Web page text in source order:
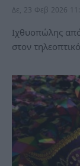
Δε, 23 Φεβ 2026
Ιχθυοπώλης
στον